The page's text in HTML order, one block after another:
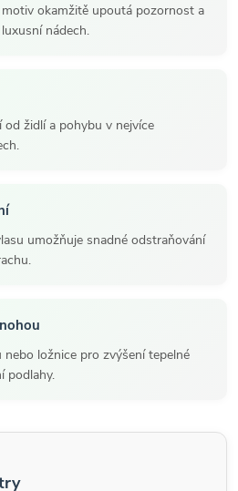
okamžitě upoutá pozornost a
nádech.
židlí a pohybu v nejvíce
umožňuje snadné odstraňování
nebo ložnice pro zvýšení tepelné
podlahy.